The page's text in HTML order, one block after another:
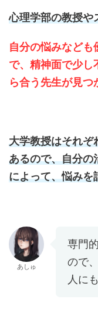
心理学部の教授や
自分の悩みなど
で、精神面で少し
ら合う先生が見つ
大学教授はそれぞ
あるので、自分の
によって、悩みを
あしゅ
専門
ので
人に